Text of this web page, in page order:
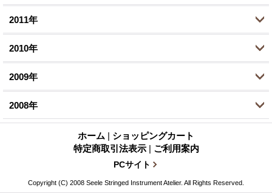
1月 (1)
3月 (1)
2月 (2)
2月 (1)
1月 (2)
6月 (5)
2月 (1)
1月 (1)
8月 (4)
6月 (3)
3月 (1)
9月 (1)
8月 (2)
7月 (1)
5月 (1)
10月 (4)
8月 (3)
7月 (2)
6月 (4)
11月 (2)
10月 (2)
9月 (4)
8月 (4)
5月 (2)
11月 (4)
10月 (1)
9月 (1)
6月 (1)
2011年
11月 (4)
10月 (1)
6月 (3)
2010年
11月 (4)
8月 (1)
2009年
2008年
ホーム | ショッピングカート
特定商取引法表示 | ご利用案内
PCサイト
Copyright (C) 2008 Seele Stringed Instrument Atelier. All Rights Reserved.